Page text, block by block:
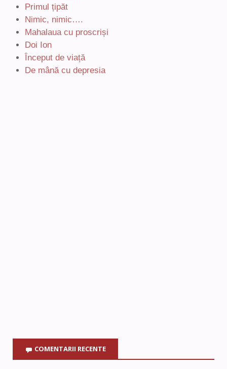
Primul țipăt
Nimic, nimic….
Mahalaua cu proscriși
Doi Ion
Început de viață
De mână cu depresia
COMENTARII RECENTE